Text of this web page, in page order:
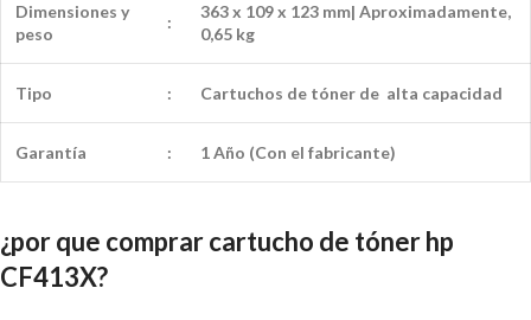
Dimensiones y
peso
:
363 x 109 x 123 mm| Aproximadamente,
0,65 kg
Tipo : Cartuchos de tóner de alta capacidad
Garantía : 1 Año (Con el fabricante)
¿por que comprar cartucho de tóner hp
CF413X?